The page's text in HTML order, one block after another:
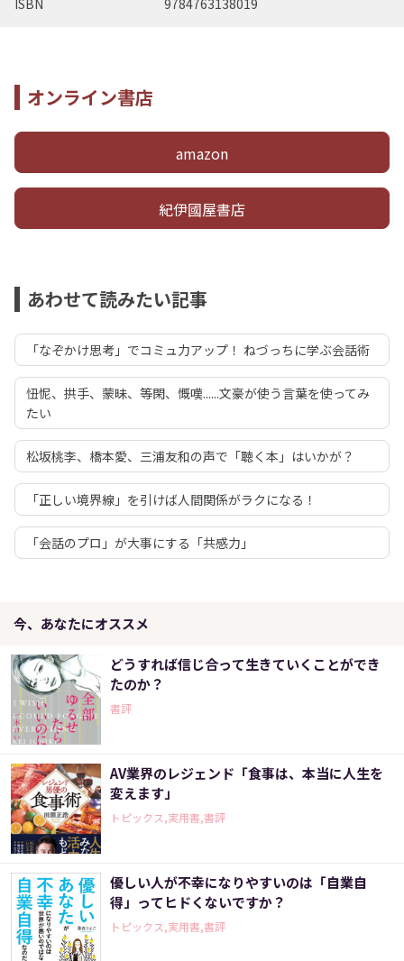
オンライン書店
amazon
紀伊國屋書店
あわせて読みたい記事
「なぞかけ思考」でコミュ力アップ！ ねづっちに学ぶ会話術
忸怩、拱手、蒙昧、等閑、慨嘆......文豪が使う言葉を使ってみ
たい
松坂桃李、橋本愛、三浦友和の声で「聴く本」はいかが？
「正しい境界線」を引けば人間関係がラクになる！
「会話のプロ」が大事にする「共感力」
今、あなたにオススメ
どうすれば信じ合って生きていくことができ
たのか？
書評
AV業界のレジェンド「食事は、本当に人生を
変えます」
トピックス,実用書,書評
優しい人が不幸になりやすいのは「自業自
得」ってヒドくないですか？
トピックス,実用書,書評